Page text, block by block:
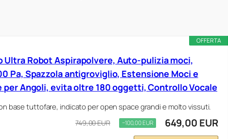
OFFERTA
Ultra Robot Aspirapolvere, Auto-pulizia moci,
Pa, Spazzola antigroviglio, Estensione Moci e
per Angoli, evita oltre 180 oggetti, Controllo Vocale
base tuttofare, indicato per open space grandi e molto vissuti.
749,00 EUR −100,00 EUR 649,00 EUR